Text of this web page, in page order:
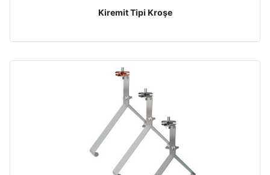
Kiremit Tipi Kroşe